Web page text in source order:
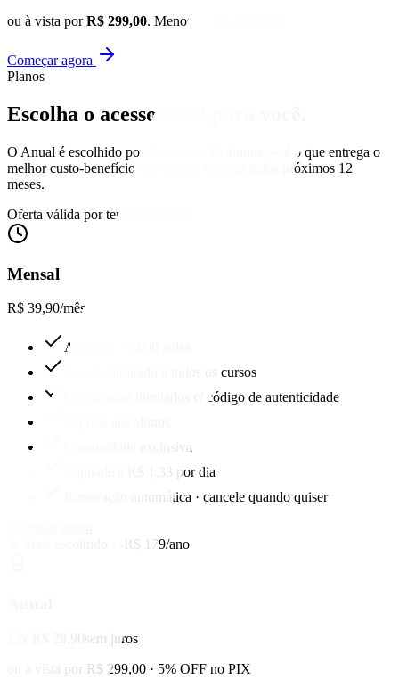
ou à vista porR$ 299,00. Menos de R$ 1 por dia.
Começar agora
Planos
Escolha o acesso
O Anual é escolhido por 9 em cada 10 alunos — é o que entrega o
melhor custo-benefício real e trava o preço pelos próximos 12
meses.
Oferta válida por tempo limitado
Mensal
R$ 39,90/mês
Acesso a +5.000 aulas
Acesso ilimitado a todos os cursos
Certificados ilimitados c/ código de autenticidade
Comunidade exclusiva
Equivale a R$ 1,33 por dia
Renovação automática · cancele quando quiser
★ Mais escolhido · -R$ 179/ano
12x R$ 29,90sem juros
ou à vista por R$ 299,00 · 5% OFF no PIX